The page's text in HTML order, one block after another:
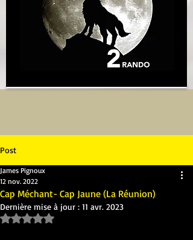
Post
Cap Méchant- Cap Jaune (La Réunion)
James Pignoux
12 nov. 2022
Dernière mise à jour : 11 avr. 2023
Noté NaN étoiles sur 5.